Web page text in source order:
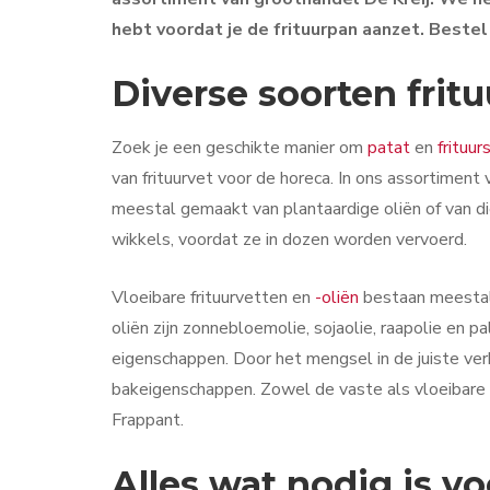
hebt voordat je de frituurpan aanzet.
Diverse soorten
Zoek je een geschikte manier om pataten
van frituurvet voor de horeca. In ons
meestal gemaakt van plantaardige oliën of van
wikkels, voordat ze in dozen worden vervoerd.
Vloeibare frituurvetten en -oliën bestaan
oliën zijn zonnebloemolie, sojaolie, raapolie en
eigenschappen. Door het mengsel in de juiste
bakeigenschappen. Zowel de vaste als
Frappant.